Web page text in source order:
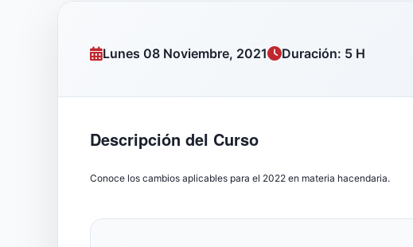
Lunes 08 Noviembre, 2021 Duración: 5 H
Descripción del Curso
Conoce los cambios aplicables para el 2022 en materia hacendaria.